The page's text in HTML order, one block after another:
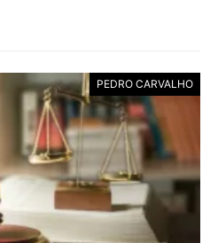
PEDRO CARVALHO